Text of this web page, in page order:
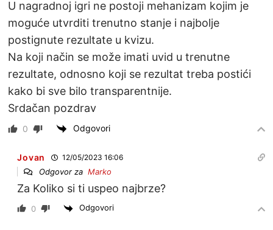
U nagradnoj igri ne postoji mehanizam kojim je
moguće utvrditi trenutno stanje i najbolje
postignute rezultate u kvizu.
Na koji način se može imati uvid u trenutne
rezultate, odnosno koji se rezultat treba postići
kako bi sve bilo transparentnije.
Srdačan pozdrav
0 Odgovori
Jovan 12/05/2023 16:06
Odgovor zaMarko
Za Koliko si ti uspeo najbrze?
0 Odgovori